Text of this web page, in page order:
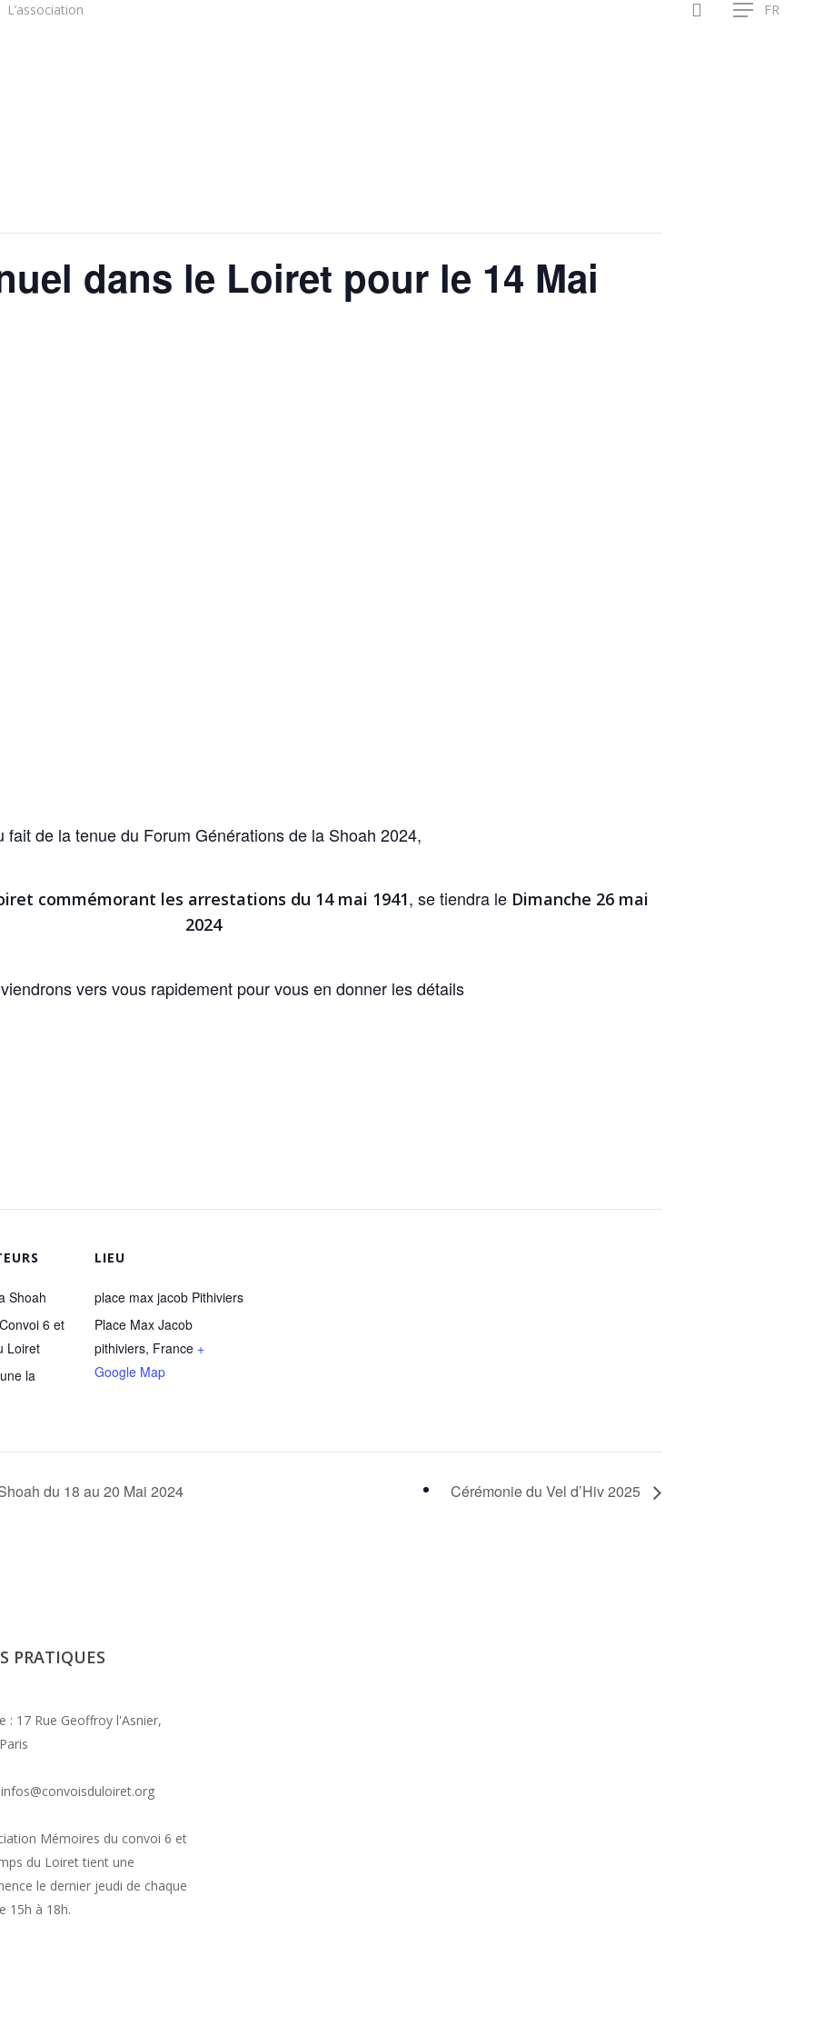
L’association FR
search
Menu
dans le Loiret pour le 14 Mai
fait de la tenue du Forum Générations de la Shoah 2024,
commémorant les arrestations du 14 mai 1941, se tiendra le Dimanche 26 mai
2024
vers vous rapidement pour vous en donner les détails
Shoah
6 et
Loiret
la
LIEU
place max jacob Pithiviers
Place Max Jacob
pithiviers, France +
Google Map
du 18 au 20 Mai 2024 Cérémonie du Vel d’Hiv 2025
PRATIQUES
: 17 Rue Geoffroy l'Asnier,
Mémoires du convoi 6 et
du Loiret tient une
le dernier jeudi de chaque
15h à 18h.